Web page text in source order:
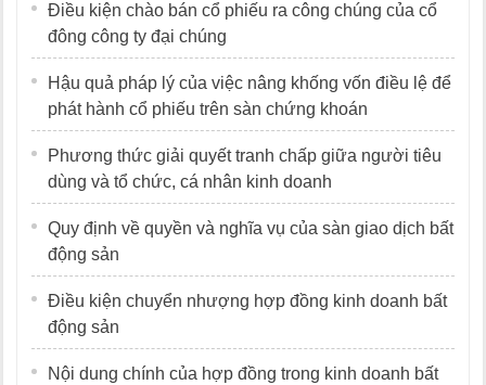
Điều kiện chào bán cổ phiếu ra công chúng của cổ
đông công ty đại chúng
Hậu quả pháp lý của việc nâng khống vốn điều lệ để
phát hành cổ phiếu trên sàn chứng khoán
Phương thức giải quyết tranh chấp giữa người tiêu
dùng và tổ chức, cá nhân kinh doanh
Quy định về quyền và nghĩa vụ của sàn giao dịch bất
động sản
Điều kiện chuyển nhượng hợp đồng kinh doanh bất
động sản
Nội dung chính của hợp đồng trong kinh doanh bất